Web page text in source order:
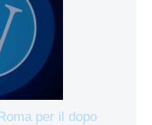
per il dopo